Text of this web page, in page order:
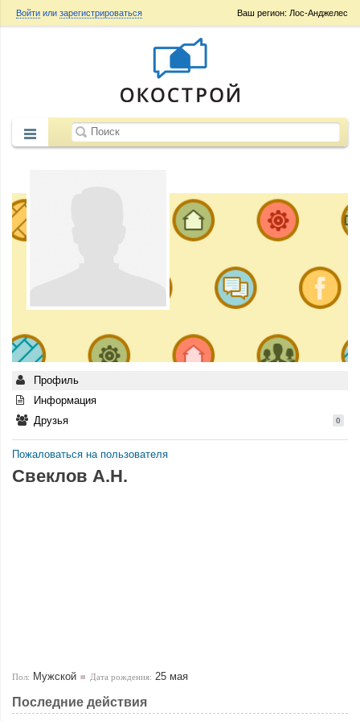
Ваш регион: Лос-Анджелес
Войти или зарегистрироваться
Профиль
Информация
Друзья
0
Пожаловаться на пользователя
Свеклов А.Н.
Пол: Мужской Дата рождения: 25 мая
Последние действия